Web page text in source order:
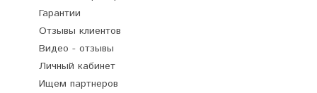
Гарантии
Отзывы клиентов
Видео - отзывы
Личный кабинет
Ищем партнеров